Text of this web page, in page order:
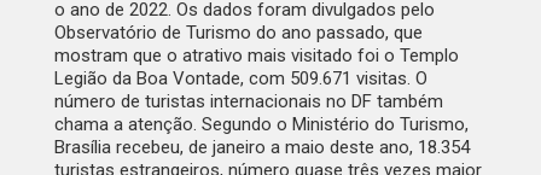
o ano de 2022. Os dados foram divulgados pelo
Observatório de Turismo do ano passado, que
mostram que o atrativo mais visitado foi o Templo
Legião da Boa Vontade, com 509.671 visitas. O
número de turistas internacionais no DF também
chama a atenção. Segundo o Ministério do Turismo,
Brasília recebeu, de janeiro a maio deste ano, 18.354
turistas estrangeiros, número quase três vezes maior